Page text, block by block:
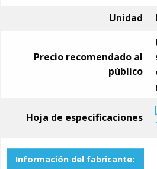
Unidad
Precio recomendado al
público
Hoja de especificaciones
Información del fabricante: